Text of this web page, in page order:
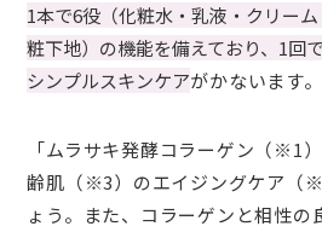
1本で6役（化粧水・乳液・クリー
粧下地）の機能を備えており、1回
シンプルスキンケアがかないます。
「ムラサキ発酵コラーゲン（※1
齢肌（※3）のエイジングケア（
ょう。また、コラーゲンと相性の